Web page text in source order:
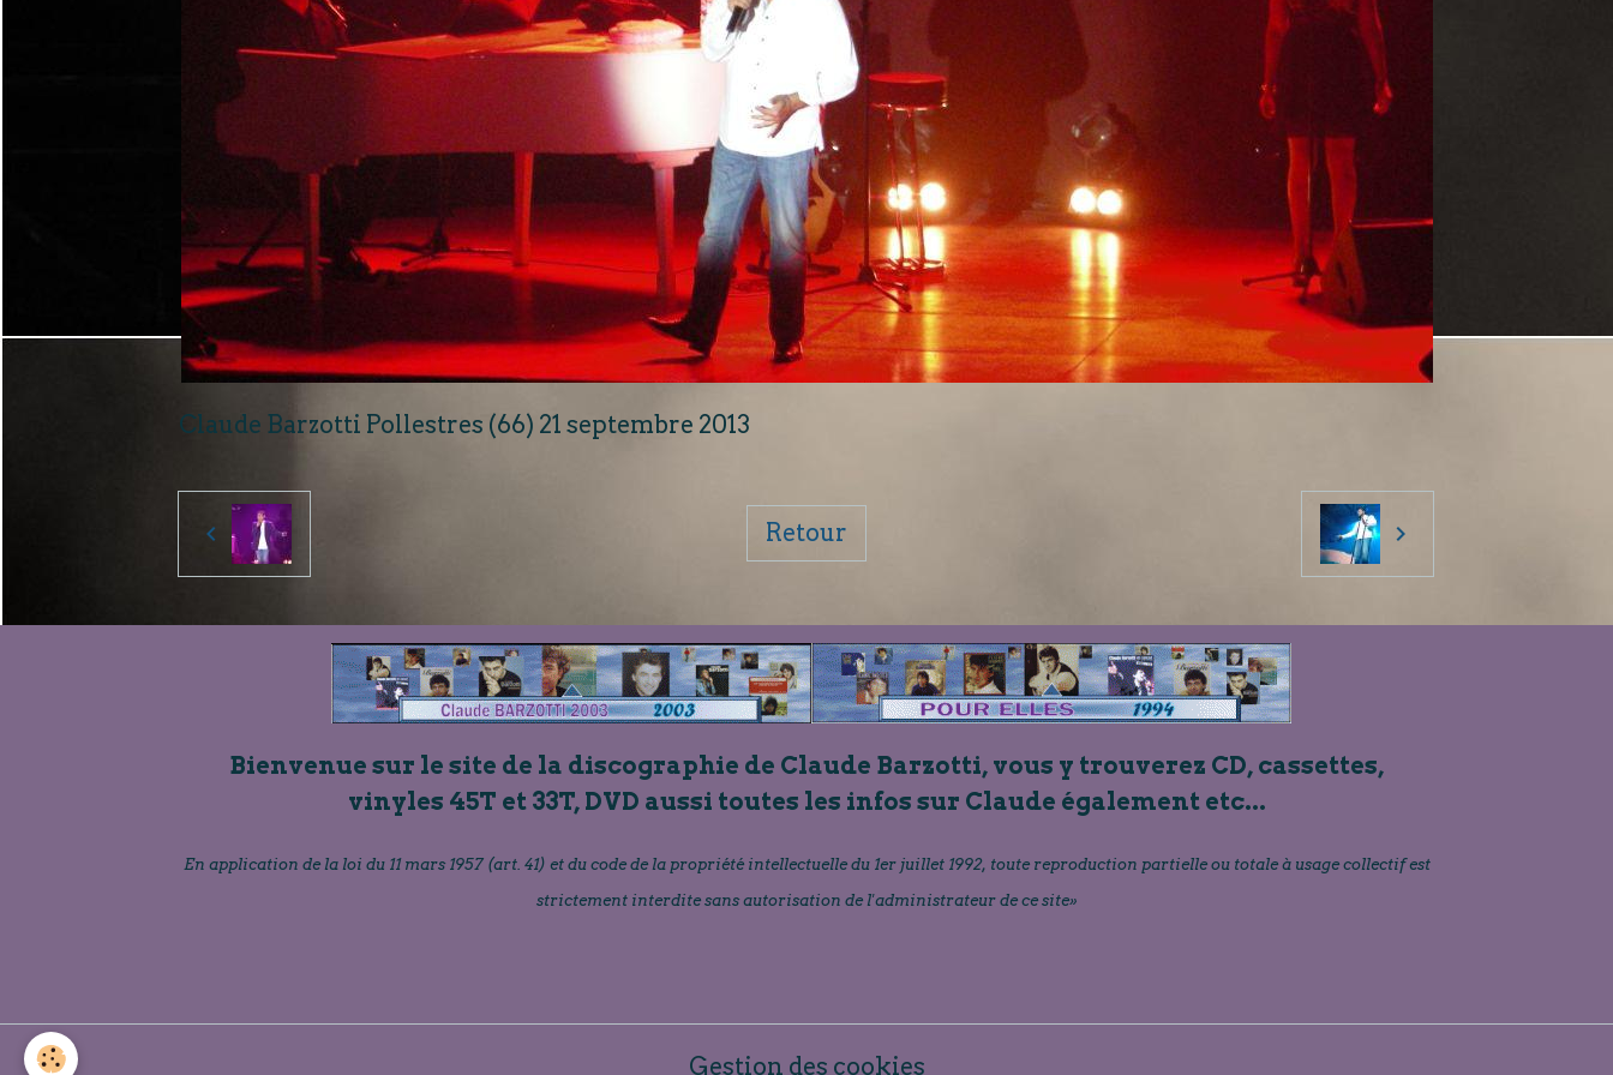
Claude Barzotti Pollestres (66) 21 septembre 2013
Retour
Bienvenue sur le site de la discographie de Claude Barzotti, vous y trouverez CD, cassettes,
vinyles 45T et 33T, DVD aussi toutes les infos sur Claude également etc...
En application de la loi du 11 mars 1957 (art. 41) et du code de la propriété intellectuelle du 1er juillet 1992, toute reproduction partielle ou totale à usage collectif est
strictement interdite sans autorisation de l'administrateur de ce site»
Gestion des cookies